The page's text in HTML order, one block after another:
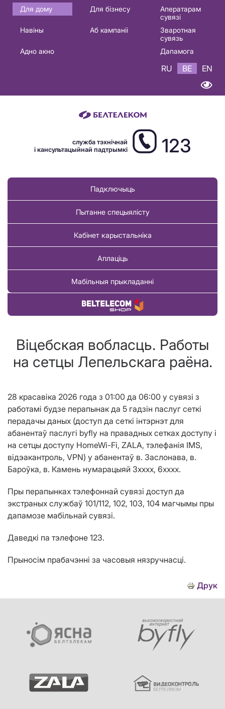
Основная
навигация
Для дому Для бізнесу
Аператарам
сувязі
Навіны
Аб кампаніі
Зваротная
сувязь
Адно акно
Дапамога
RU BE EN
служба тэхнічнай
і кансультацыйнай падтрымкі
123
Падключыць
Пытанне спецыялісту
Кабінет карыстальніка
Аплаціць
Мабільныя прыкладанні
Купіць тавар
Віцебская вобласць. Работы
на сетцы Лепельскага раёна.
28 красавіка 2026 года з 01:00 да 06:00 у сувязі з
работамi будзе перапынак да 5 гадзін паслуг сеткі
перадачы даных (доступ да сеткі інтэрнэт для
абанентаў паслугі byfly на правадных сетках доступу і
на сетцы доступу HomeWi-Fi, ZALA, тэлефанія IMS,
відэакантроль, VPN) у абанентаў в. Заслонава, в.
Бароўка, в. Камень нумарацыяй 3хххх, 6хххх.
Пры перапынках тэлефоннай сувязі доступ да
экстраных службаў 101/112, 102, 103, 104 магчымы пры
дапамозе мабільнай сувязі.
Даведкі па тэлефоне 123.
Прыносім прабачэнні за часовыя нязручнасці.
Друк